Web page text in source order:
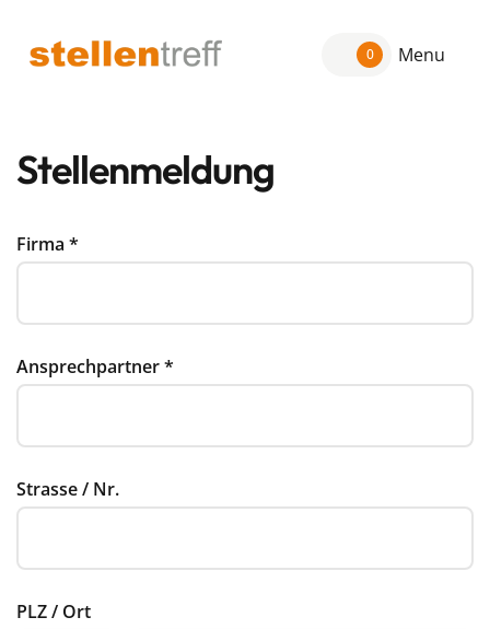
0 Menu
Stellenmeldung
Firma *
Ansprechpartner*
Strasse / Nr.
PLZ / Ort